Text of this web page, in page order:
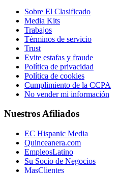
Sobre El Clasificado
Media Kits
Trabajos
Términos de servicio
Trust
Evite estafas y fraude
Política de privacidad
Política de cookies
Cumplimiento de la CCPA
No vender mi información
Nuestros Afiliados
EC Hispanic Media
Quinceanera.com
EmpleosLatino
Su Socio de Negocios
MasClientes